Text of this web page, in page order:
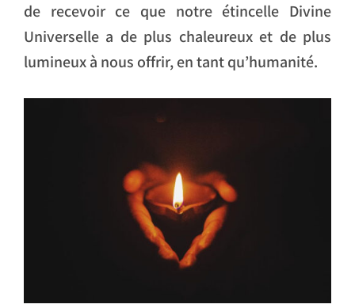
de recevoir ce que notre étincelle Divine
Universelle a de plus chaleureux et de plus
lumineux à nous offrir, en tant qu’humanité.